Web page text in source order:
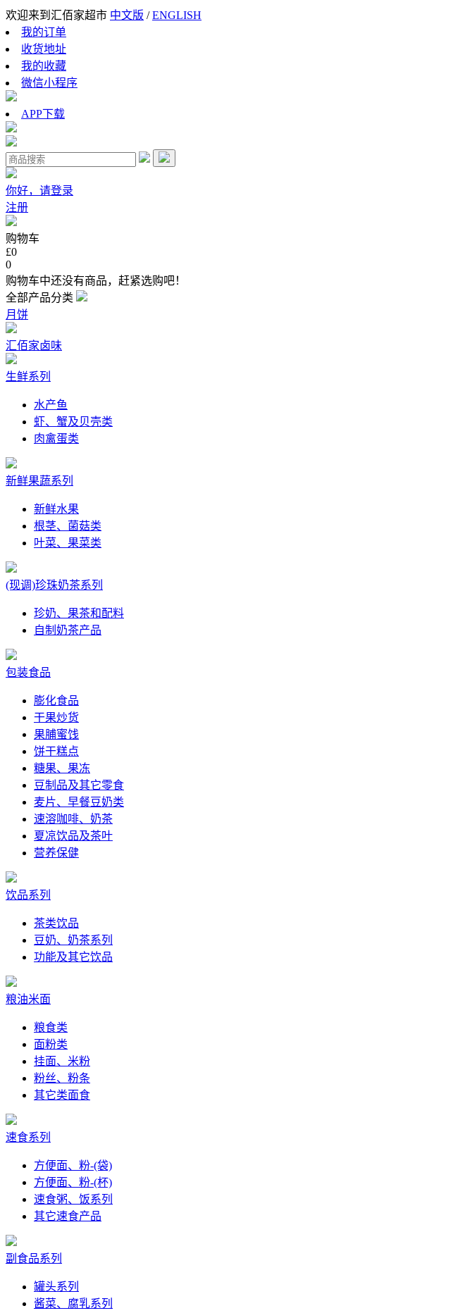
欢迎来到汇佰家超市 中文版 /ENGLISH
我的订单
收货地址
我的收藏
微信小程序
APP下载
你好，请登录
注册
购物车
£0
0
购物车中还没有商品，赶紧选购吧！
全部产品分类
月饼
汇佰家卤味
生鲜系列
水产鱼
虾、蟹及贝壳类
肉禽蛋类
新鲜果蔬系列
新鲜水果
根茎、菌菇类
叶菜、果菜类
(现调)珍珠奶茶系列
珍奶、果茶和配料
自制奶茶产品
包装食品
膨化食品
干果炒货
果脯蜜饯
饼干糕点
糖果、果冻
豆制品及其它零食
麦片、早餐豆奶类
速溶咖啡、奶茶
夏凉饮品及茶叶
营养保健
饮品系列
茶类饮品
豆奶、奶茶系列
功能及其它饮品
粮油米面
粮食类
面粉类
挂面、米粉
粉丝、粉条
其它类面食
速食系列
方便面、粉-(袋)
方便面、粉-(杯)
速食粥、饭系列
其它速食产品
副食品系列
罐头系列
酱菜、腐乳系列